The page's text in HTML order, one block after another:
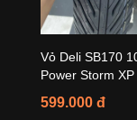
Vỏ Deli SB170
Power Storm XP
599.000 đ